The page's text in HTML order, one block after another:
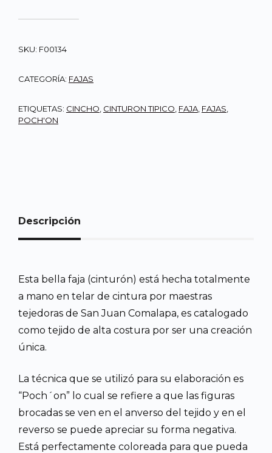
SKU: F00134
CATEGORÍA: FAJAS
ETIQUETAS: CINCHO CINTURON TIPICO FAJA FAJAS
POCH'ON
Descripción
Esta bella faja (cinturón) está hecha totalmente
a mano en telar de cintura por maestras
tejedoras de San Juan Comalapa, es catalogado
como tejido de alta costura por ser una creación
única.
La técnica que se utilizó para su elaboración es
“Poch´on” lo cual se refiere a que las figuras
brocadas se ven en el anverso del tejido y en el
reverso se puede apreciar su forma negativa.
Está perfectamente coloreada para que pueda